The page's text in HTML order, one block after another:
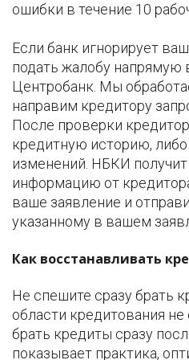
ошибки в течение 10
Если банк игнорирует
подать жалобу
Центробанк. Мы
направим кредитору
После проверки
кредитную историю, либо
изменений. НБКИ
информацию от
ваше заявление и
указанному в вашем
Как восстанавливать
Не спешите сразу брать
области кредитования
брать кредиты сразу
показывает практика,